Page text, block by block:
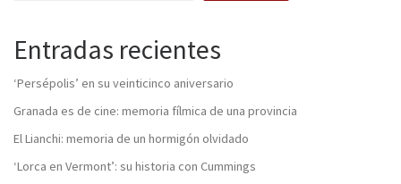
Entradas recientes
‘Persépolis’ en su veinticinco aniversario
Granada es de cine: memoria fílmica de una provincia
El Lianchi: memoria de un hormigón olvidado
‘Lorca en Vermont’: su historia con Cummings